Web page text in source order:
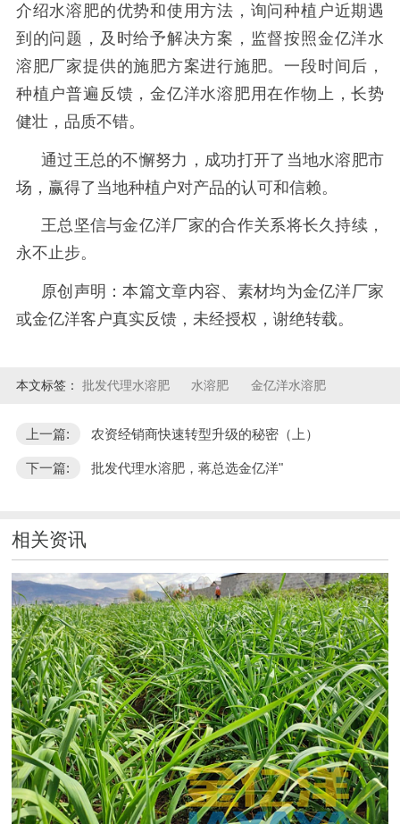
介绍水溶肥的优势和使用方法，询问种植户近期遇
到的问题，及时给予解决方案，监督按照金亿洋水
溶肥厂家提供的施肥方案进行施肥。一段时间后，
种植户普遍反馈，金亿洋水溶肥用在作物上，长势
健壮，品质不错。
通过王总的不懈努力，成功打开了当地水溶肥市
场，赢得了当地种植户对产品的认可和信赖。
王总坚信与金亿洋厂家的合作关系将长久持续，
永不止步。
原创声明：本篇文章内容、素材均为金亿洋厂家
或金亿洋客户真实反馈，未经授权，谢绝转载。
本文标签： 批发代理水溶肥 水溶肥 金亿洋水溶肥
上一篇: 农资经销商快速转型升级的秘密（上）
下一篇: 批发代理水溶肥，蒋总选金亿洋"
相关资讯